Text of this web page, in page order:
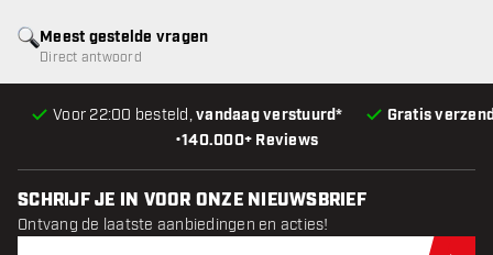
•140.000+ Reviews
Voor 22:00 besteld,vandaag verstuurd* Gratis
Meest gestelde vragen
Direct antwoord
SCHRIJF JE IN VOOR ONZE NIEUWSBRIEF
Ontvang de laatste aanbiedingen en acties!